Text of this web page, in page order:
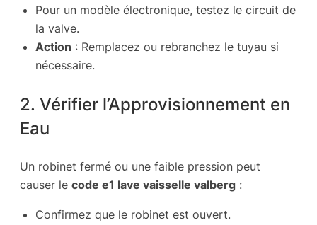
Pour un modèle électronique, testez le circuit de
la valve.
Action : Remplacez ou rebranchez le tuyau si
nécessaire.
2. Vérifier l’Approvisionnement en
Eau
Un robinet fermé ou une faible pression peut
causer le code e1 lave vaisselle valberg :
Confirmez que le robinet est ouvert.